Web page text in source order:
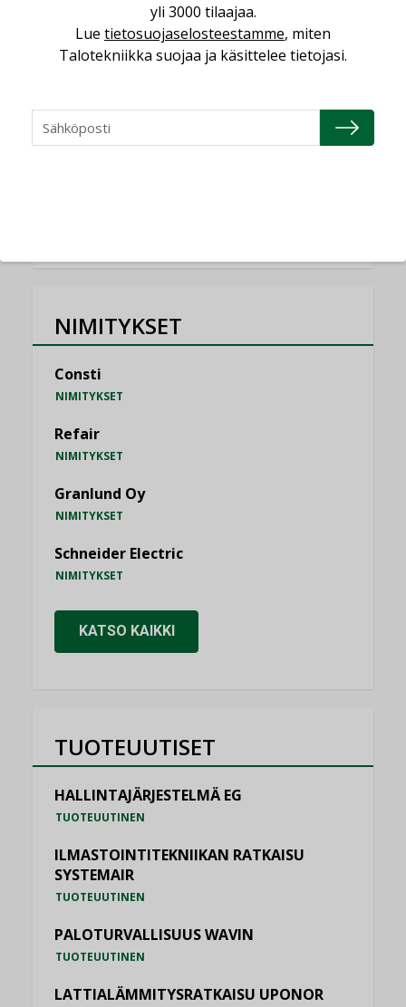
Miten varmistetaan EPD-dokumenteista
saatavien tietojen vertailukelpoisuus?
Vesi- ja viemärimitoittaminen on
jämähtänyt ajassa paikalleen
NIMITYKSET
Consti
NIMITYKSET
Refair
NIMITYKSET
Granlund Oy
NIMITYKSET
Schneider Electric
NIMITYKSET
KATSO KAIKKI
TUOTEUUTISET
HALLINTAJÄRJESTELMÄ EG
TUOTEUUTINEN
ILMASTOINTITEKNIIKAN RATKAISU
SYSTEMAIR
TUOTEUUTINEN
PALOTURVALLISUUS WAVIN
TUOTEUUTINEN
LATTIALÄMMITYSRATKAISU UPONOR
yli 3000 tilaajaa.
Lue tietosuojaselosteestamme, miten
Talotekniikka suojaa ja käsittelee tietojasi.